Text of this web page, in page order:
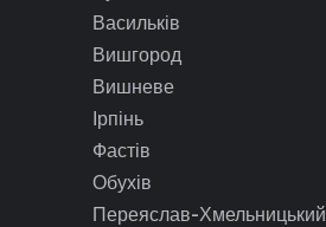
Васильків
Вишгород
Вишневе
Ірпінь
Фастів
Обухів
Переяслав-Хмельницький